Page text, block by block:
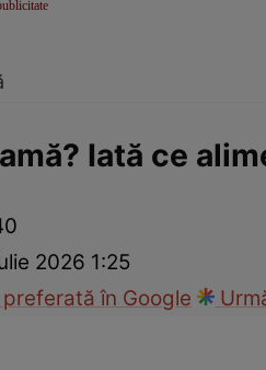
Iată ce
2026 1:25
în Google